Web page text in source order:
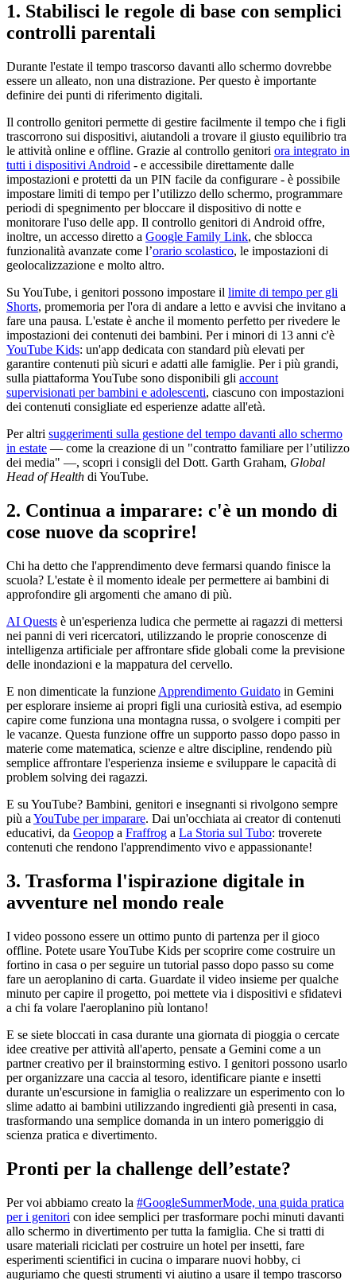
1. Stabilisci le regole di base con semplici
controlli parentali
Durante l'estate il tempo trascorso davanti allo schermo dovrebbe
essere un alleato, non una distrazione. Per questo è importante
definire dei punti di riferimento digitali.
Il controllo genitori permette di gestire facilmente il tempo che i figli
trascorrono sui dispositivi, aiutandoli a trovare il giusto equilibrio tra
le attività online e offline. Grazie al controllo genitori ora integrato in
tutti i dispositivi Android - e accessibile direttamente dalle
impostazioni e protetti da un PIN facile da configurare - è possibile
impostare limiti di tempo per l’utilizzo dello schermo, programmare
periodi di spegnimento per bloccare il dispositivo di notte e
monitorare l'uso delle app. Il controllo genitori di Android offre,
inoltre, un accesso diretto a Google Family Link, che sblocca
funzionalità avanzate come l’orario scolastico, le impostazioni di
geolocalizzazione e molto altro.
Su YouTube, i genitori possono impostare il limite di tempo per gli
Shorts, promemoria per l'ora di andare a letto e avvisi che invitano a
fare una pausa. L'estate è anche il momento perfetto per rivedere le
impostazioni dei contenuti dei bambini. Per i minori di 13 anni c'è
YouTube Kids: un'app dedicata con standard più elevati per
garantire contenuti più sicuri e adatti alle famiglie. Per i più grandi,
sulla piattaforma YouTube sono disponibili gli account
supervisionati per bambini e adolescenti, ciascuno con impostazioni
dei contenuti consigliate ed esperienze adatte all'età.
Per altri suggerimenti sulla gestione del tempo davanti allo schermo
in estate — come la creazione di un "contratto familiare per l’utilizzo
dei media" —, scopri i consigli del Dott. Garth Graham, Global
Head of Health di YouTube.
2. Continua a imparare: c'è un mondo di
cose nuove da scoprire!
Chi ha detto che l'apprendimento deve fermarsi quando finisce la
scuola? L'estate è il momento ideale per permettere ai bambini di
approfondire gli argomenti che amano di più.
AI Quests è un'esperienza ludica che permette ai ragazzi di mettersi
nei panni di veri ricercatori, utilizzando le proprie conoscenze di
intelligenza artificiale per affrontare sfide globali come la previsione
delle inondazioni e la mappatura del cervello.
E non dimenticate la funzione Apprendimento Guidato in Gemini
per esplorare insieme ai propri figli una curiosità estiva, ad esempio
capire come funziona una montagna russa, o svolgere i compiti per
le vacanze. Questa funzione offre un supporto passo dopo passo in
materie come matematica, scienze e altre discipline, rendendo più
semplice affrontare l'esperienza insieme e sviluppare le capacità di
problem solving dei ragazzi.
E su YouTube? Bambini, genitori e insegnanti si rivolgono sempre
più a YouTube per imparare. Dai un'occhiata ai creator di contenuti
educativi, da Geopop a Fraffrog a La Storia sul Tubo: troverete
contenuti che rendono l'apprendimento vivo e appassionante!
3. Trasforma l'ispirazione digitale in
avventure nel mondo reale
I video possono essere un ottimo punto di partenza per il gioco
offline. Potete usare YouTube Kids per scoprire come costruire un
fortino in casa o per seguire un tutorial passo dopo passo su come
fare un aeroplanino di carta. Guardate il video insieme per qualche
minuto per capire il progetto, poi mettete via i dispositivi e sfidatevi
a chi fa volare l'aeroplanino più lontano!
E se siete bloccati in casa durante una giornata di pioggia o cercate
idee creative per attività all'aperto, pensate a Gemini come a un
partner creativo per il brainstorming estivo. I genitori possono usarlo
per organizzare una caccia al tesoro, identificare piante e insetti
durante un'escursione in famiglia o realizzare un esperimento con lo
slime adatto ai bambini utilizzando ingredienti già presenti in casa,
trasformando una semplice domanda in un intero pomeriggio di
scienza pratica e divertimento.
Pronti per la challenge dell’estate?
Per voi abbiamo creato la #GoogleSummerMode, una guida pratica
per i genitori con idee semplici per trasformare pochi minuti davanti
allo schermo in divertimento per tutta la famiglia. Che si tratti di
usare materiali riciclati per costruire un hotel per insetti, fare
esperimenti scientifici in cucina o imparare nuovi hobby, ci
auguriamo che questi strumenti vi aiutino a usare il tempo trascorso